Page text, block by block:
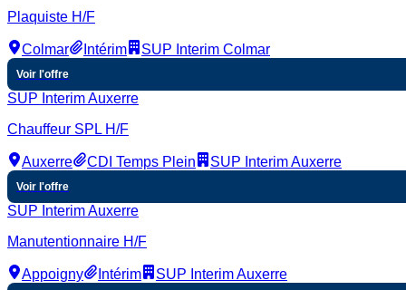
Plaquiste H/F
Colmar Intérim SUP Interim Colmar
Voir l'offre
SUP Interim Auxerre
Chauffeur SPL H/F
Auxerre CDI Temps Plein SUP Interim Auxerre
Voir l'offre
SUP Interim Auxerre
Manutentionnaire H/F
Appoigny Intérim SUP Interim Auxerre